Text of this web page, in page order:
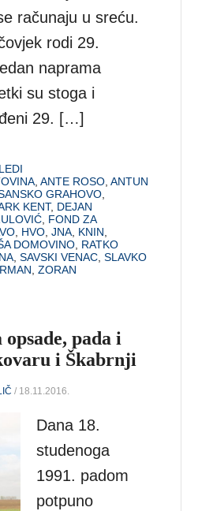
računaju u sreću.
rodi 29.
naprama
su stoga i
29. […]
,ANTE ROSO ,ANTUN
GRAHOVO
KENT, DEJAN
FOND ZA
HVO ,JNA KNIN
DOMOVINO RATKO
,SAVSKI VENAC ,SLAVKO
,ZORAN
pada i
i Škabrnji
/ 18.11.2016.
Dana 18.
studenoga
1991. padom
potpuno